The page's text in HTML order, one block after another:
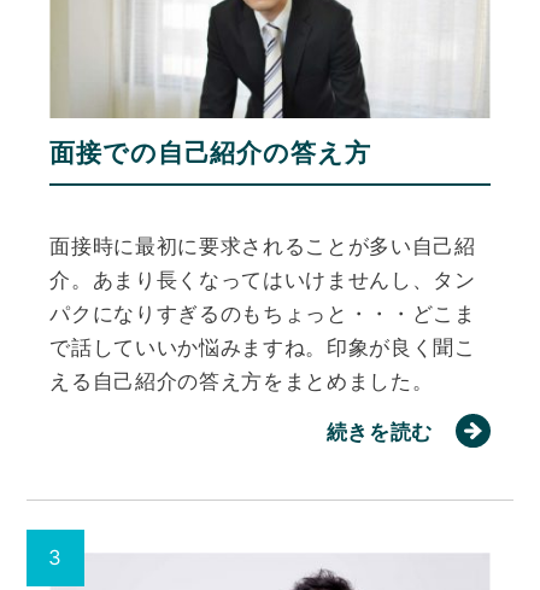
面接での自己紹介の答え方
面接時に最初に要求されることが多い自己紹
介。あまり長くなってはいけませんし、タン
パクになりすぎるのもちょっと・・・どこま
で話していいか悩みますね。印象が良く聞こ
える自己紹介の答え方をまとめました。
続きを読む